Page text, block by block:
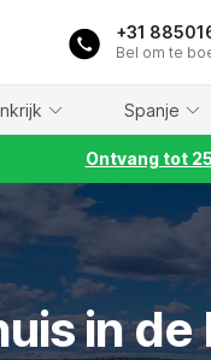
+31
Bel om te
Spanje
Ontvang tot
in